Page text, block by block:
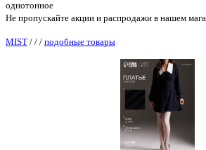
однотонное
Не пропускайте акции и распродажи в нашем
MIST / / / подобные товары